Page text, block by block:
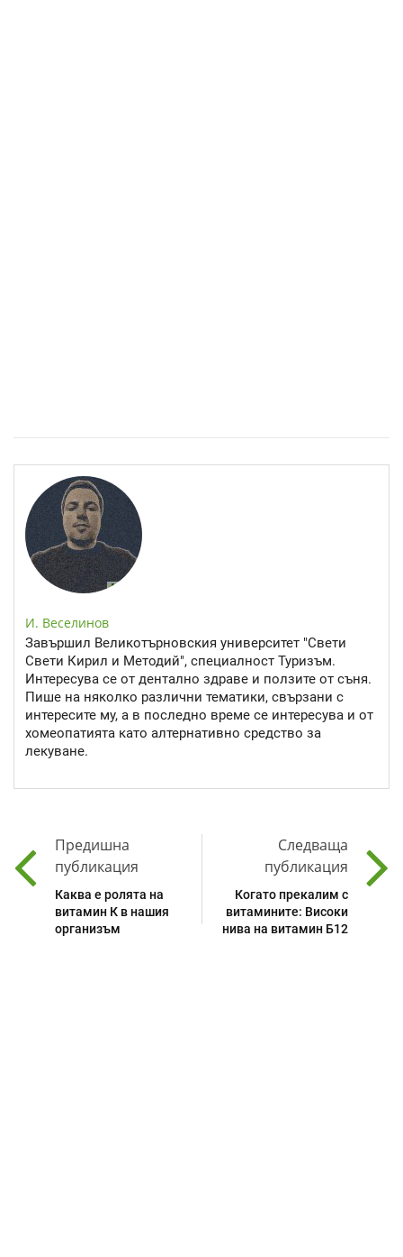
И. Веселинов
Завършил Великотърновския университет "Свети
Свети Кирил и Методий", специалност Туризъм.
Интересува се от дентално здраве и ползите от съня.
Пише на няколко различни тематики, свързани с
интересите му, а в последно време се интересува и от
хомеопатията като алтернативно средство за
лекуване.
Предишна
публикация
Каква е ролята на
витамин К в нашия
организъм
Следваща
публикация
Когато прекалим с
витамините: Високи
нива на витамин Б12